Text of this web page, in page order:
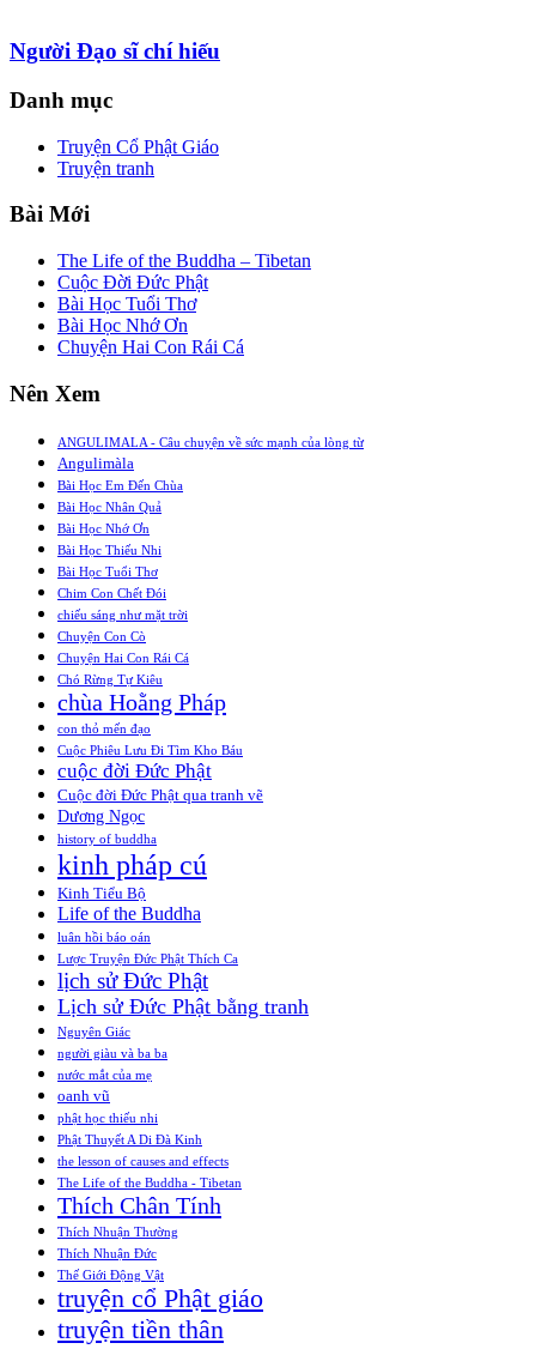
Người Đạo sĩ chí hiếu
Danh mục
Truyện Cổ Phật Giáo
Truyện tranh
Bài Mới
The Life of the Buddha – Tibetan
Cuộc Đời Đức Phật
Bài Học Tuổi Thơ
Bài Học Nhớ Ơn
Chuyện Hai Con Rái Cá
Nên Xem
ANGULIMALA - Câu chuyện về sức mạnh của lòng từ
Angulimàla
Bài Học Em Đến Chùa
Bài Học Nhân Quả
Bài Học Nhớ Ơn
Bài Học Thiếu Nhi
Bài Học Tuổi Thơ
Chim Con Chết Đói
chiếu sáng như mặt trời
Chuyện Con Cò
Chuyện Hai Con Rái Cá
Chó Rừng Tự Kiêu
chùa Hoằng Pháp
con thỏ mến đạo
Cuộc Phiêu Lưu Đi Tìm Kho Báu
cuộc đời Đức Phật
Cuộc đời Đức Phật qua tranh vẽ
Dương Ngọc
history of buddha
kinh pháp cú
Kinh Tiểu Bộ
Life of the Buddha
luân hồi báo oán
Lược Truyện Đức Phật Thích Ca
lịch sử Đức Phật
Lịch sử Đức Phật bằng tranh
Nguyên Giác
người giàu và ba ba
nước mắt của mẹ
oanh vũ
phật học thiếu nhi
Phật Thuyết A Di Đà Kinh
the lesson of causes and effects
The Life of the Buddha - Tibetan
Thích Chân Tính
Thích Nhuận Thường
Thích Nhuận Đức
Thế Giới Động Vật
truyện cổ Phật giáo
truyện tiền thân